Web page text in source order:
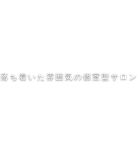
落ち着いた雰囲気の個室型サロン